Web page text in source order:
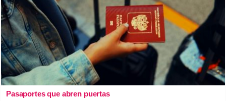
Pasaportes que abren puertas